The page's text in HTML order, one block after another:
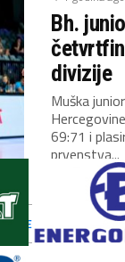
Bh.
divizije
Muška
69:71 i
prvenstva...
MORE POSTS